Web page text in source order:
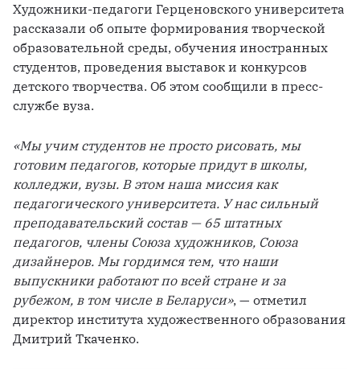
Художники-педагоги Герценовского университета
рассказали об опыте формирования творческой
образовательной среды, обучения иностранных
студентов, проведения выставок и конкурсов
детского творчества. Об этом сообщили в пресс-
службе вуза.
«Мы учим студентов не просто рисовать, мы
готовим педагогов, которые придут в школы,
колледжи, вузы. В этом наша миссия как
педагогического университета. У нас сильный
преподавательский состав — 65 штатных
педагогов, члены Союза художников, Союза
дизайнеров. Мы гордимся тем, что наши
выпускники работают по всей стране и за
рубежом, в том числе в Беларуси», — отметил
директор института художественного образования
Дмитрий Ткаченко.